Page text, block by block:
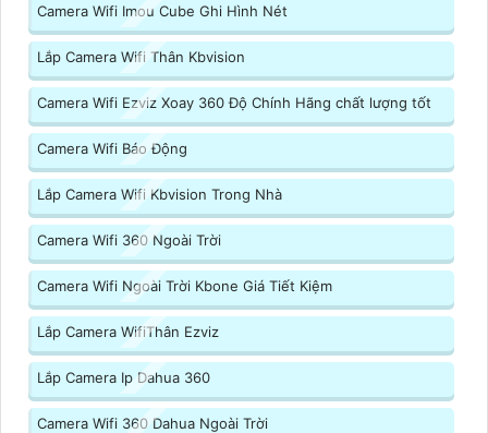
Camera Wifi Imou Cube Ghi Hình Nét
Lắp Camera Wifi Thân Kbvision
Camera Wifi Ezviz Xoay 360 Độ Chính Hãng chất lượng tốt
Camera Wifi Báo Động
Lắp Camera Wifi Kbvision Trong Nhà
Camera Wifi 360 Ngoài Trời
Camera Wifi Ngoài Trời Kbone Giá Tiết Kiệm
Lắp Camera WifiThân Ezviz
Lắp Camera Ip Dahua 360
Camera Wifi 360 Dahua Ngoài Trời